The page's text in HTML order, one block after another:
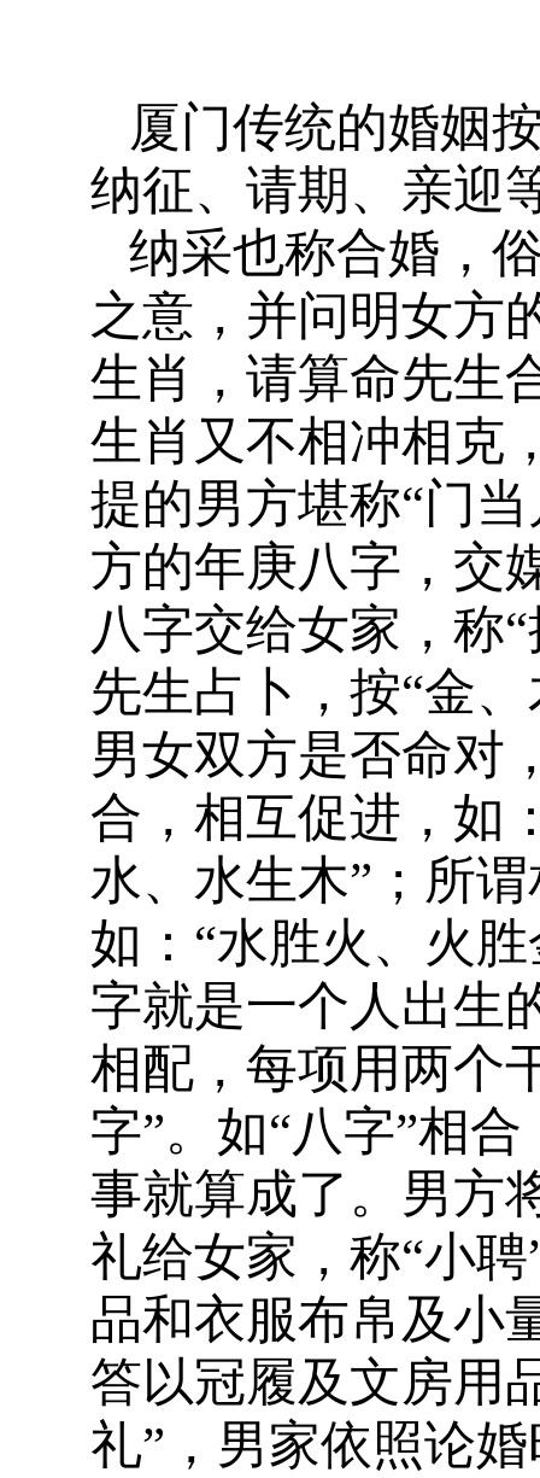
厦门传统的婚姻
纳征、请期、亲迎
纳采也称合婚，
之意，并问明女方
生肖，请算命先生
生肖又不相冲相克
提的男方堪称“门
方的年庚八字，交
八字交给女家，称
先生占卜，按“金
男女双方是否命对
合，相互促进，如
水、水生木”；所
如：“水胜火、火
字就是一个人出生
相配，每项用两个
字”。如“八字”相
事就算成了。男方
礼给女家，称“小
品和衣服布帛及小
答以冠履及文房用
礼”，男家依照论